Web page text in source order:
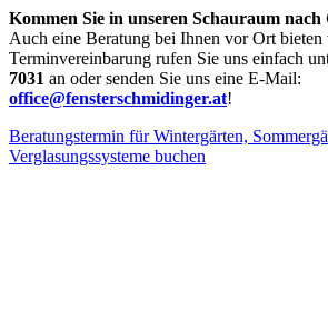
Kommen Sie in unseren Schauraum nach
Auch eine Beratung bei Ihnen vor Ort
Terminvereinbarung rufen Sie uns einfach
7031 an oder senden Sie uns eine E-Mail:
office@fensterschmidinger.at!
Beratungstermin für Wintergärten,
Verglasungssysteme buchen